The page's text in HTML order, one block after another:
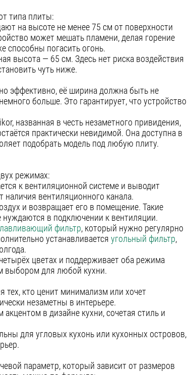
типа плиты:
на высоте не менее 75 см от поверхности
может мешать пламени, делая горение
способны погасить огонь.
высота — 65 см. Здесь нет риска воздействия
чуть ниже.
эффективно, её ширина должна быть не
больше. Это гарантирует, что устройство
названная в честь незаметного привидения,
практически невидимой. Она доступна в
подобрать модель под любую плиту.
режимах:
к вентиляционной системе и выводит
наличия вентиляционного канала.
и возвращает его в помещение. Такие
нуждаются в подключении к вентиляции.
фильтр, который нужно регулярно
устанавливается угольный фильтр,
цветах и поддерживает оба режима
выбором для любой кухни.
кто ценит минимализм или хочет
незаметны в интерьере.
в дизайне кухни, сочетая стиль и
для угловых кухонь или кухонных островов,
параметр, который зависит от размеров